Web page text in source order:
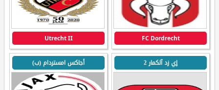
FC Dordrecht
Utrecht II
إي زد آلكمار 2 أجاكس امستردام (ب)